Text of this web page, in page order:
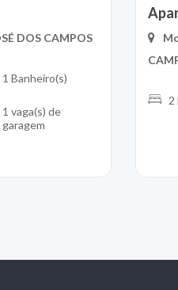
DOS CAMPOS
1 Banheiro(s)
1 vaga(s) de
garagem
2